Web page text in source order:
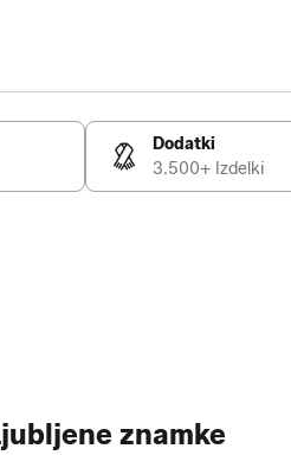
Dodatki
3.500+ Izdelki
znamke